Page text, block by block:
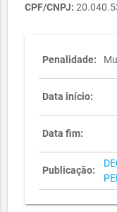
CPF/CNPJ:
Penalidade:
Data início:
Data fim:
Publicação: